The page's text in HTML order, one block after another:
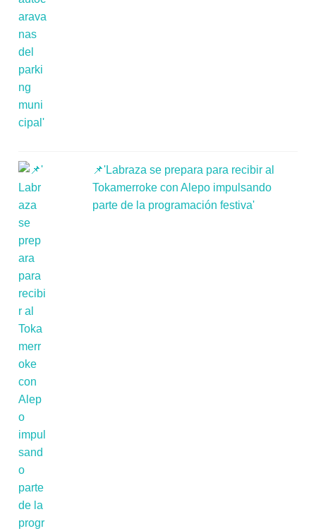
📌'Labraza se prepara para recibir al
Tokamerroke con Alepo impulsando
parte de la programación festiva'